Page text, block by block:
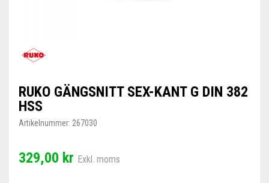
RUKO GÄNGSNITT SEX-KANT G DIN 382
HSS
Artikelnummer: 267030
329,00 kr Exkl. moms